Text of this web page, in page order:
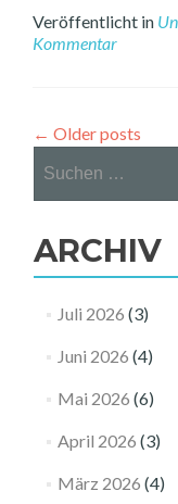
Veröffentlicht in
Kommentar
← Older posts
nach:
ARCHIV
Juli 2026 (3)
Juni 2026 (4)
Mai 2026 (6)
April 2026 (3)
März 2026 (4)